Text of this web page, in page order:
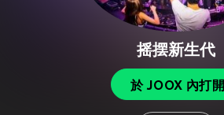
摇摆新生代
於 JOOX 內打開